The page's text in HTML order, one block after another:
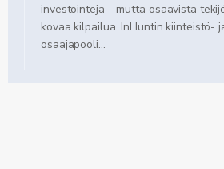
investointeja – mutta osaavista
kovaa kilpailua. InHuntin kiinteistö-
osaajapooli...